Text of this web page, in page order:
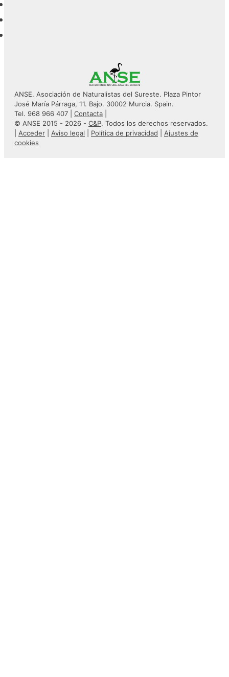
ANSE. Asociación de Naturalistas del Sureste. Plaza Pintor
José María Párraga, 11. Bajo. 30002 Murcia. Spain.
Tel. 968 966 407 | Contacta
© ANSE 2015 - 2026 - C&P. Todos los derechos reservados.
Acceder Aviso legal Política de privacidad
Ajustes de
cookies